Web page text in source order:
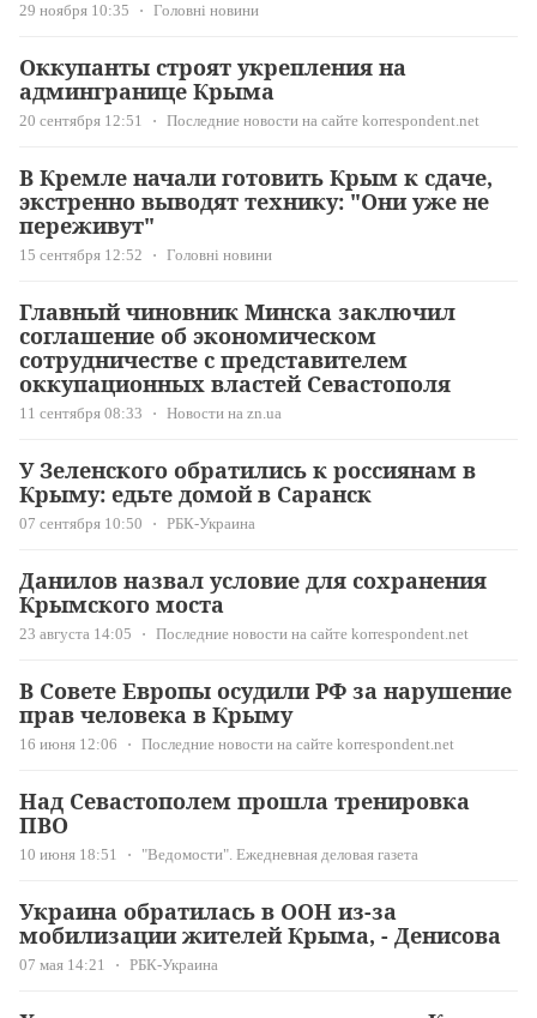
29 ноября 10:35 Головні новини
Оккупанты строят укрепления на
админгранице Крыма
20 сентября 12:51 Последние новости на сайте korrespondent.net
В Кремле начали готовить Крым к сдаче,
экстренно выводят технику: "Они уже не
переживут"
15 сентября 12:52 Головні новини
Главный чиновник Минска заключил
соглашение об экономическом
сотрудничестве с представителем
оккупационных властей Севастополя
11 сентября 08:33 Новости на zn.ua
У Зеленского обратились к россиянам в
Крыму: едьте домой в Саранск
07 сентября 10:50 РБК-Украина
Данилов назвал условие для сохранения
Крымского моста
23 августа 14:05 Последние новости на сайте korrespondent.net
В Совете Европы осудили РФ за нарушение
прав человека в Крыму
16 июня 12:06 Последние новости на сайте korrespondent.net
Над Севастополем прошла тренировка
ПВО
10 июня 18:51 "Ведомости". Ежедневная деловая газета
Украина обратилась в ООН из-за
мобилизации жителей Крыма, - Денисова
07 мая 14:21 РБК-Украина